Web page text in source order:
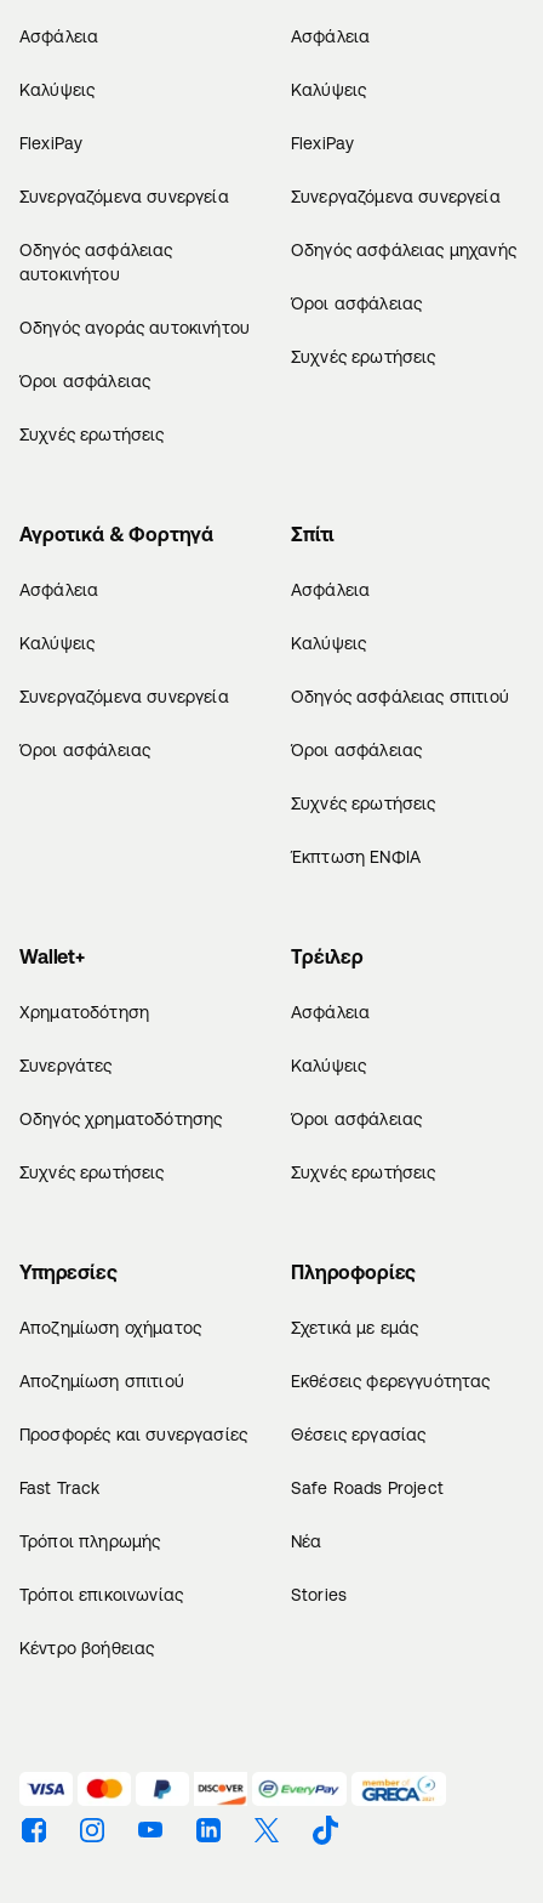
Ασφάλεια
Καλύψεις
FlexiPay
Συνεργαζόμενα συνεργεία
Οδηγός ασφάλειας
αυτοκινήτου
Οδηγός αγοράς αυτοκινήτου
Όροι ασφάλειας
Συχνές ερωτήσεις
Ασφάλεια
Καλύψεις
FlexiPay
Συνεργαζόμενα συνεργεία
Οδηγός ασφάλειας μηχανής
Όροι ασφάλειας
Συχνές ερωτήσεις
Αγροτικά & Φορτηγά
Ασφάλεια
Καλύψεις
Συνεργαζόμενα συνεργεία
Όροι ασφάλειας
Σπίτι
Ασφάλεια
Καλύψεις
Οδηγός ασφάλειας σπιτιού
Όροι ασφάλειας
Συχνές ερωτήσεις
Έκπτωση ΕΝΦΙΑ
Wallet+
Χρηματοδότηση
Συνεργάτες
Οδηγός χρηματοδότησης
Συχνές ερωτήσεις
Τρέιλερ
Ασφάλεια
Καλύψεις
Όροι ασφάλειας
Συχνές ερωτήσεις
Υπηρεσίες
Αποζημίωση οχήματος
Αποζημίωση σπιτιού
Προσφορές και συνεργασίες
Fast Track
Τρόποι πληρωμής
Τρόποι επικοινωνίας
Κέντρο βοήθειας
Πληροφορίες
Σχετικά με εμάς
Εκθέσεις φερεγγυότητας
Θέσεις εργασίας
Safe Roads Project
Νέα
Stories
Βρείτε μας στο Facebook
Βρείτε μας στο Instagram
Βρείτε μας στο Youtube
Βρείτε μας στο Linkedin
Βρείτε μας στο Twitter
Βρείτε μας στο TikTok